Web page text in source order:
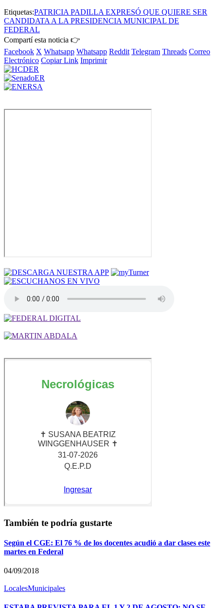
Etiquetas:PATRICIA PADILLA EXPRESÓ QUE QUIERE SER
CANDIDATA A LA PRESIDENCIA MUNICIPAL DE
FEDERAL
Compartí esta noticia 👉
Facebook X Whatsapp Whatsapp Reddit Telegram Threads Correo
Electrónico Copiar Link Imprimir
También te podría gustarte
Según el CGE: El 76 % de los docentes acudió a dar clases este
martes en Federal
04/09/2018
LocalesMunicipales